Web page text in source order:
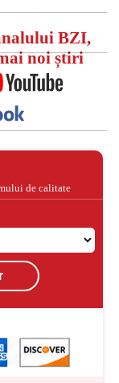
BZI,
noi știri
de calitate